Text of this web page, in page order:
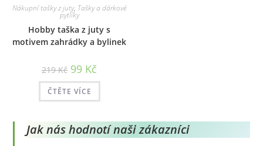
Nákupní tašky z juty, Tašky a dárkové
pytlíky
Hobby taška z juty s
motivem zahrádky a bylinek
219Kč Původní
cena
byla:
219 Kč.
99 Kč
je:
ČTĚTE VÍCE
Jak nás hodnotí naši zákazníci